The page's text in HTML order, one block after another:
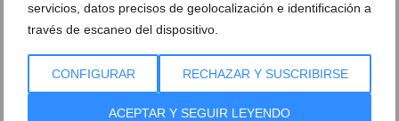
servicios, datos precisos de geolocalización e identificación a
través de escaneo del dispositivo.
CONFIGURAR RECHAZAR Y SUSCRIBIRSE
ACEPTAR Y SEGUIR LEYENDO